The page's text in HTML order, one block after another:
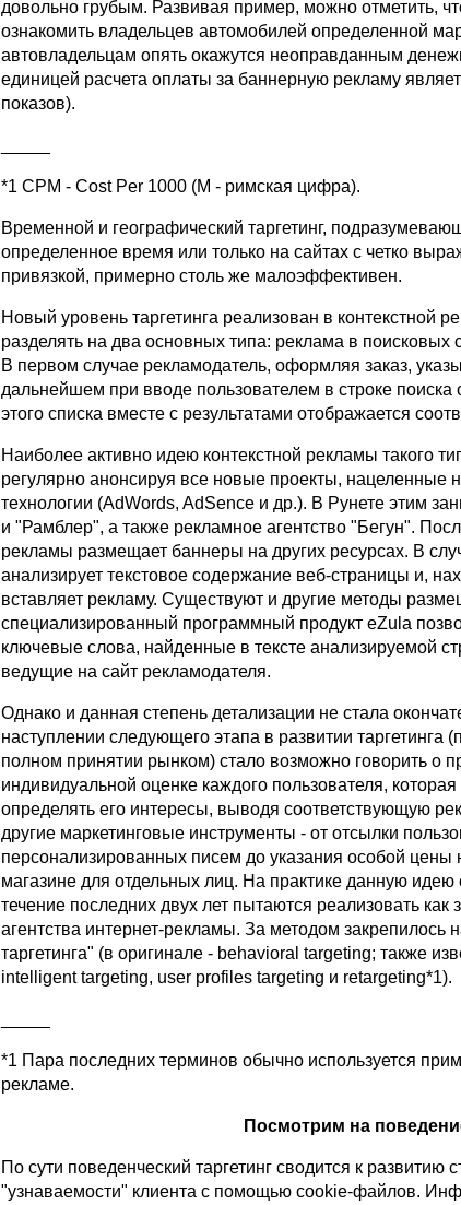
довольно грубым. Развивая пример, можно отметить,
ознакомить владельцев автомобилей определенной
автовладельцам опять окажутся неоправданным
единицей расчета оплаты за баннерную рекламу
показов).
*1 CPM - Cost Per 1000 (M - римская цифра).
Временной и географический таргетинг,
определенное время или только на сайтах с четко
привязкой, примерно столь же малоэффективен.
Новый уровень таргетинга реализован в контекстной
разделять на два основных типа: реклама в поисковых
В первом случае рекламодатель, оформляя заказ,
дальнейшем при вводе пользователем в строке поиска
этого списка вместе с результатами отображается
Наиболее активно идею контекстной рекламы такого
регулярно анонсируя все новые проекты, нацеленные
технологии (AdWords, AdSence и др.). В Рунете этим
и "Рамблер", а также рекламное агентство "Бегун".
рекламы размещает баннеры на других ресурсах. В
анализирует текстовое содержание веб-страницы и,
вставляет рекламу. Существуют и другие методы
специализированный программный продукт eZula
ключевые слова, найденные в тексте анализируемой
ведущие на сайт рекламодателя.
Однако и данная степень детализации не стала
наступлении следующего этапа в развитии таргетинга
полном принятии рынком) стало возможно говорить о
индивидуальной оценке каждого пользователя,
определять его интересы, выводя соответствующую
другие маркетинговые инструменты - от отсылки
персонализированных писем до указания особой цены
магазине для отдельных лиц. На практике данную
течение последних двух лет пытаются реализовать
агентства интернет-рекламы. За методом закрепилось
таргетинга" (в оригинале - behavioral targeting; также
intelligent targeting, user profiles targeting и retargeting*1).
*1 Пара последних терминов обычно используется
рекламе.
Посмотрим на
По сути поведенческий таргетинг сводится к развитию
"узнаваемости" клиента с помощью cookie-файлов.